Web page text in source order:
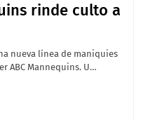
rinde culto a
nueva línea de maniquies
ABC Mannequins. U…